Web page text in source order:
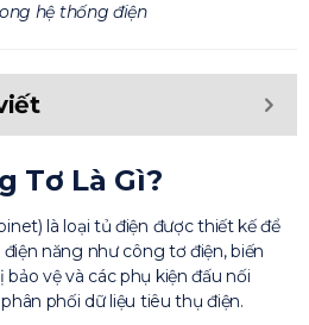
hệ thống điện
Tơ Là Gì?
là loại tủ điện được thiết kế để
năng như công tơ điện, biến
vệ và các phụ kiện đấu nối
phối dữ liệu tiêu thụ điện.